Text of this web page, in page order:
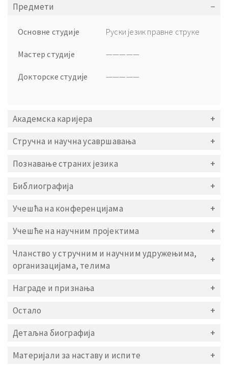
Предмети
Основне студије Руски језик правне струке
Мастер студије —————
Докторске студије —————
Академска каријера
Стручна и научна усавршавања
Познавање страних језика
Библиографија
Учешћа на конференцијама
Учешће на научним пројектима
Чланство у стручним и научним удружењима,
организацијама, телима
Награде и признања
Остало
Детаљна биографија
Материјали за наставу и испите